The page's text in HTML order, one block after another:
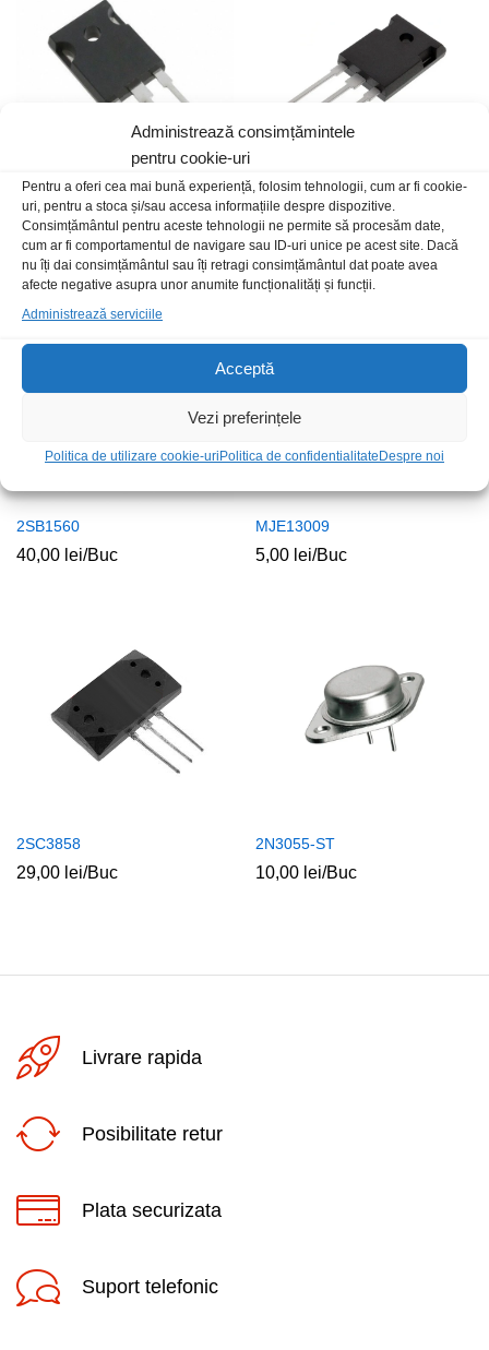
Administrează consimțămintele
pentru cookie-uri
Pentru a oferi cea mai bună experiență, folosim tehnologii, cum ar fi cookie-
uri, pentru a stoca și/sau accesa informațiile despre dispozitive.
Consimțământul pentru aceste tehnologii ne permite să procesăm date,
cum ar fi comportamentul de navigare sau ID-uri unice pe acest site. Dacă
nu îți dai consimțământul sau îți retragi consimțământul dat poate avea
afecte negative asupra unor anumite funcționalități și funcții.
Administrează serviciile
Acceptă
Vezi preferințele
Politica de utilizare cookie-uri Politica de confidentialitate Despre noi
2SC3998
lei
TIP2955
5,00 lei /Buc
2SB1560
40,00 lei/Buc
MJE13009
5,00 lei/Buc
2SC3858
29,00 lei/Buc
2N3055-ST
10,00 lei/Buc
Livrare rapida
Posibilitate retur
Plata securizata
Suport telefonic